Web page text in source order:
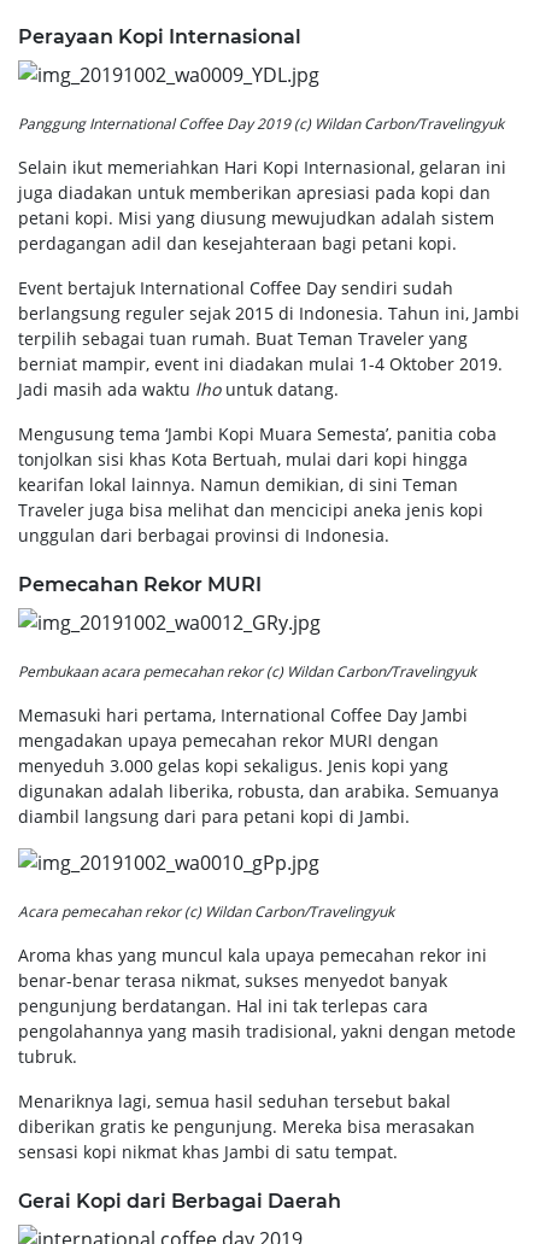
Perayaan Kopi Internasional
Panggung International Coffee Day 2019 (c) Wildan Carbon/Travelingyuk
Selain ikut memeriahkan Hari Kopi Internasional, gelaran ini
juga diadakan untuk memberikan apresiasi pada kopi dan
petani kopi. Misi yang diusung mewujudkan adalah sistem
perdagangan adil dan kesejahteraan bagi petani kopi.
Event bertajuk International Coffee Day sendiri sudah
berlangsung reguler sejak 2015 di Indonesia. Tahun ini, Jambi
terpilih sebagai tuan rumah. Buat Teman Traveler yang
berniat mampir, event ini diadakan mulai 1-4 Oktober 2019.
Jadi masih ada waktu lhountuk datang.
Mengusung tema ‘Jambi Kopi Muara Semesta’, panitia coba
tonjolkan sisi khas Kota Bertuah, mulai dari kopi hingga
kearifan lokal lainnya. Namun demikian, di sini Teman
Traveler juga bisa melihat dan mencicipi aneka jenis kopi
unggulan dari berbagai provinsi di Indonesia.
Pemecahan Rekor MURI
Pembukaan acara pemecahan rekor (c) Wildan Carbon/Travelingyuk
Memasuki hari pertama, International Coffee Day Jambi
mengadakan upaya pemecahan rekor MURI dengan
menyeduh 3.000 gelas kopi sekaligus. Jenis kopi yang
digunakan adalah liberika, robusta, dan arabika. Semuanya
diambil langsung dari para petani kopi di Jambi.
Acara pemecahan rekor (c) Wildan Carbon/Travelingyuk
Aroma khas yang muncul kala upaya pemecahan rekor ini
benar-benar terasa nikmat, sukses menyedot banyak
pengunjung berdatangan. Hal ini tak terlepas cara
pengolahannya yang masih tradisional, yakni dengan metode
tubruk.
Menariknya lagi, semua hasil seduhan tersebut bakal
diberikan gratis ke pengunjung. Mereka bisa merasakan
sensasi kopi nikmat khas Jambi di satu tempat.
Gerai Kopi dari Berbagai Daerah